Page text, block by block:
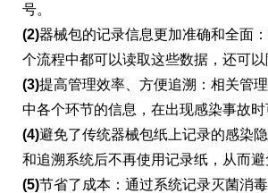
号。
(2)器械包的记录信息更加准确和全面
个流程中都可以读取这些数据，还可
(3)提高管理效率、方便追溯：相关管
中各个环节的信息，在出现感染事故
(4)避免了传统器械包纸上记录的感染
和追溯系统后不再使用记录纸，从而
(5)节省了成本：通过系统记录灭菌消